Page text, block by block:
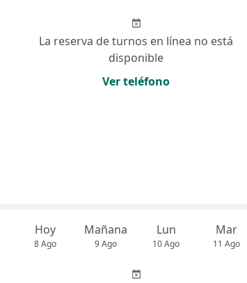
La reserva de turnos en línea no está
disponible
Ver teléfono
Hoy
8 Ago
Mañana
9 Ago
Lun
10 Ago
Mar
11 Ago